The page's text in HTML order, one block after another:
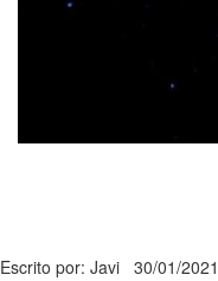
Escrito por: Javi 30/01/